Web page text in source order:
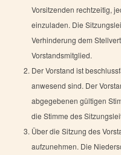
Vorsitzenden rechtzeitig,
einzuladen. Die
Verhinderung dem
Vorstandsmitglied.
Der Vorstand ist
anwesend sind. Der
abgegebenen gültigen
die Stimme des
Über die Sitzung des
aufzunehmen. Die